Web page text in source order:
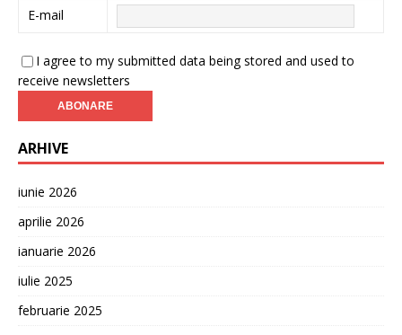
E-mail
I agree to my submitted data being stored and used to
receive newsletters
ARHIVE
iunie 2026
aprilie 2026
ianuarie 2026
iulie 2025
februarie 2025